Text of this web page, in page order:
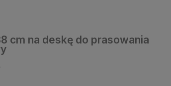
coś dla siebie z naszej aktualnej
lub zaloguj się, aby przywrócić dodane
cm na deskę do prasowania